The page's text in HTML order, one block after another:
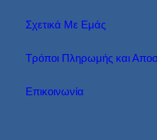
Σχετικά Με Εμάς
Τρόποι Πληρωμής και
Επικοινωνία